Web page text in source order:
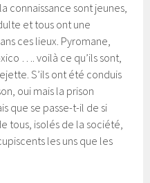
connaissance sont jeunes,
et tous ont une
ces lieux. Pyromane,
…. voilà ce qu’ils sont,
S’ils ont été conduis
oui mais la prison
que se passe-t-il de si
tous, isolés de la société,
les uns que les